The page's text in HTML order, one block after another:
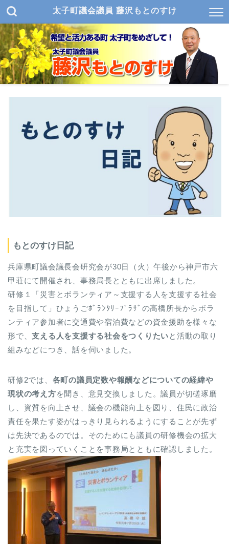
太子町議会議員 藤沢もとのすけ
もとのすけ日記
兵庫県町議会議長会研究会が30日（火）午後から神戸市六
甲荘にて開催され、事務局長とともに出席しました。
研修１「災害とボランティア～支援する人を支援する社会
を目指して」ひょうごﾎﾞﾗﾝﾀﾘｰﾌﾟﾗｻﾞの高橋所長からボラ
ンティア参加者に交通費や宿泊費などの資金援助を様々な
形で、支える人を支援する社会をつくりたいと活動の取り
組みなどにつき、話を伺いました。
研修2では、 各町の議員定数や報酬などについての経緯や
現状の考え方を聞き、意見交換しました。議員が切磋琢磨
し、資質を向上させ、議会の機能向上を図り、住民に政治
責任を果たす姿がはっきり見られるようにすることが先ず
は先決であるのでは。そのためにも議員の研修機会の拡大
と充実を図っていくことを事務局とともに確認しました。